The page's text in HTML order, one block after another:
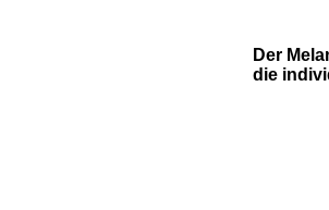
Der
die